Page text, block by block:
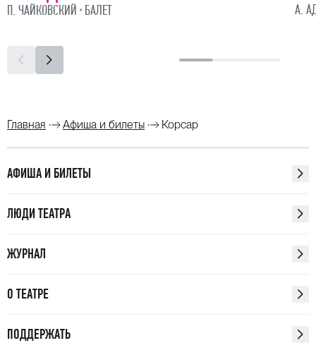
П. ЧАЙКОВСКИЙ БАЛЕТ А.
Главная Афиша и билеты Корсар
АФИША И БИЛЕТЫ
ЛЮДИ ТЕАТРА
ЖУРНАЛ
О ТЕАТРЕ
ПОДДЕРЖАТЬ